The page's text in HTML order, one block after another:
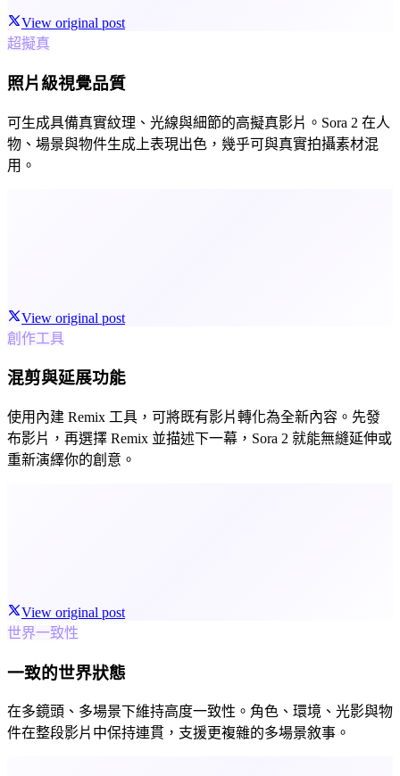
View original post
超擬真
照片級視覺品質
可生成具備真實紋理、光線與細節的高擬真影片。Sora 2 在人
物、場景與物件生成上表現出色，幾乎可與真實拍攝素材混
用。
View original post
創作工具
混剪與延展功能
使用內建 Remix 工具，可將既有影片轉化為全新內容。先發
布影片，再選擇 Remix 並描述下一幕，Sora 2 就能無縫延伸或
重新演繹你的創意。
View original post
世界一致性
一致的世界狀態
在多鏡頭、多場景下維持高度一致性。角色、環境、光影與物
件在整段影片中保持連貫，支援更複雜的多場景敘事。